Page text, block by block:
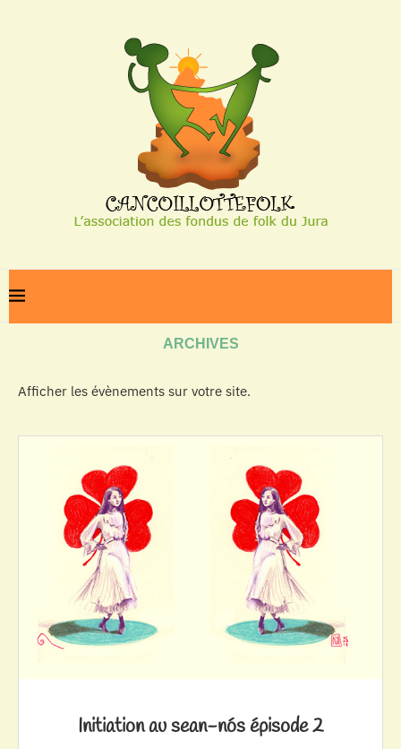
ARCHIVES
Afficher les évènements sur votre site.
Initiation au sean-nós épisode 2